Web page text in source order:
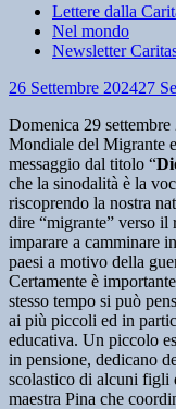
Lettere dalla
Nel mondo
Newsletter
26 Settembre 202427
Domenica 29
Mondiale del Migrante
messaggio dal titolo “
che la sinodalità è la
riscoprendo la nostra
dire “migrante” verso il
imparare a camminare
paesi a motivo della
Certamente è
stesso tempo si può
ai più piccoli ed in
educativa. Un piccolo
in pensione, dedicano
scolastico di alcuni figli
maestra Pina che